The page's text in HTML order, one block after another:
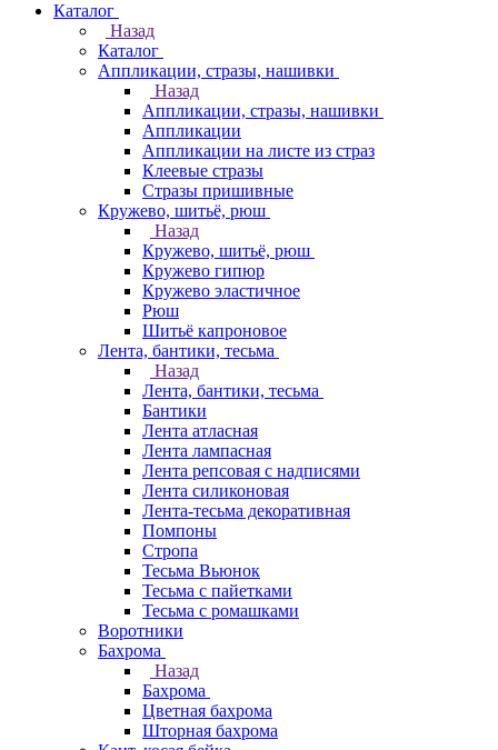
Каталог
Назад
Каталог
Аппликации, стразы, нашивки
Назад
Аппликации, стразы, нашивки
Аппликации
Аппликации на листе из страз
Клеевые стразы
Стразы пришивные
Кружево, шитьё, рюш
Назад
Кружево, шитьё, рюш
Кружево гипюр
Кружево эластичное
Рюш
Шитьё капроновое
Лента, бантики, тесьма
Назад
Лента, бантики, тесьма
Бантики
Лента атласная
Лента лампасная
Лента репсовая с надписями
Лента силиконовая
Лента-тесьма декоративная
Помпоны
Стропа
Тесьма Вьюнок
Тесьма с пайетками
Тесьма с ромашками
Воротники
Бахрома
Назад
Бахрома
Цветная бахрома
Шторная бахрома